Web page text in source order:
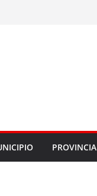
PROVINCIA